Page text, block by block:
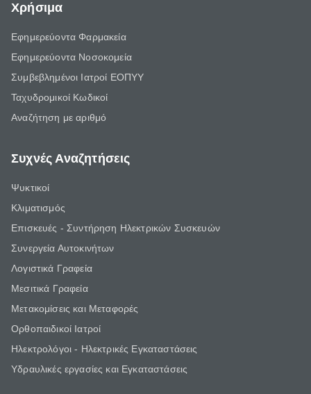
Χρήσιμα
Εφημερεύοντα Φαρμακεία
Εφημερεύοντα Νοσοκομεία
Συμβεβλημένοι Ιατροί ΕΟΠΥΥ
Ταχυδρομικοί Κωδικοί
Αναζήτηση με αριθμό
Συχνές Αναζητήσεις
Ψυκτικοί
Κλιματισμός
Επισκευές - Συντήρηση Ηλεκτρικών Συσκευών
Συνεργεία Αυτοκινήτων
Λογιστικά Γραφεία
Μεσιτικά Γραφεία
Μετακομίσεις και Μεταφορές
Ορθοπαιδικοί Ιατροί
Ηλεκτρολόγοι - Ηλεκτρικές Εγκαταστάσεις
Υδραυλικές εργασίες και Εγκαταστάσεις